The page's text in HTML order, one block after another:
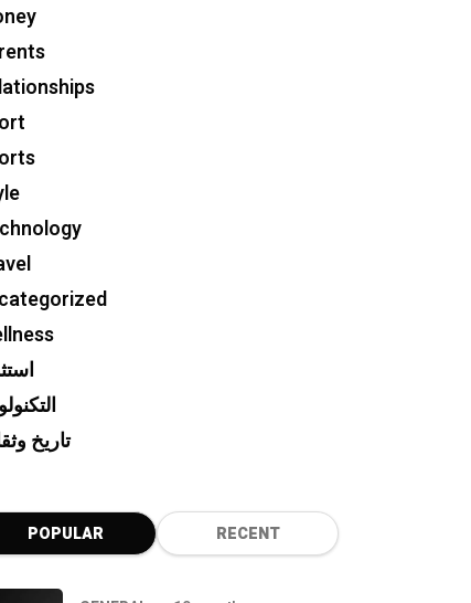
تاريخ
POPULAR RECENT